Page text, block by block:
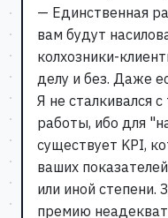
— Единственная
вам будут
колхозники-
делу и без. Даже
Я не сталкивался
работы, ибо для
существует KPI,
ваших
или иной степени.
премию